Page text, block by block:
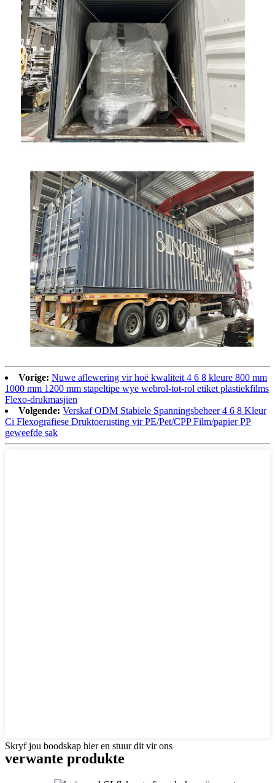
Vorige: Nuwe aflewering vir hoë kwaliteit 4 6 8 kleure 800 mm
1000 mm 1200 mm stapeltipe wye webrol-tot-rol etiket plastiekfilms
Flexo-drukmasjien
Volgende: Verskaf ODM Stabiele Spanningsbeheer 4 6 8 Kleur
Ci Flexografiese Druktoerusting vir PE/Pet/CPP Film/papier PP
geweefde sak
Skryf jou boodskap hier en stuur dit vir ons
verwante produkte